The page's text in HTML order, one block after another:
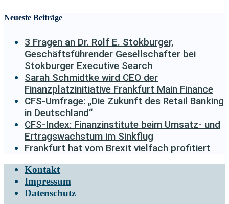
Neueste Beiträge
3 Fragen an Dr. Rolf E. Stokburger,
Geschäftsführender Gesellschafter bei
Stokburger Executive Search
Sarah Schmidtke wird CEO der
Finanzplatzinitiative Frankfurt Main Finance
CFS-Umfrage: „Die Zukunft des Retail Banking
in Deutschland“
CFS-Index: Finanzinstitute beim Umsatz- und
Ertragswachstum im Sinkflug
Frankfurt hat vom Brexit vielfach profitiert
Kontakt
Impressum
Datenschutz